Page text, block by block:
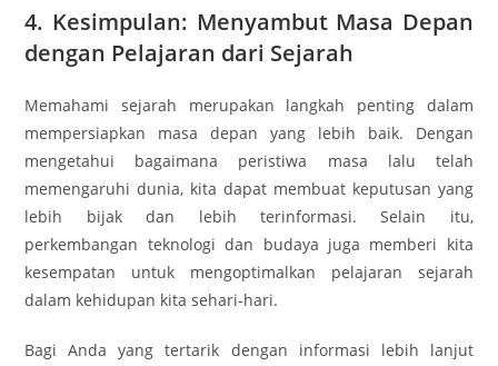
4. Kesimpulan: Menyambut Masa Depan
dengan Pelajaran dari Sejarah
Memahami sejarah merupakan langkah penting dalam
mempersiapkan masa depan yang lebih baik. Dengan
mengetahui bagaimana peristiwa masa lalu telah
memengaruhi dunia, kita dapat membuat keputusan yang
lebih bijak dan lebih terinformasi. Selain itu,
perkembangan teknologi dan budaya juga memberi kita
kesempatan untuk mengoptimalkan pelajaran sejarah
dalam kehidupan kita sehari-hari.
Bagi Anda yang tertarik dengan informasi lebih lanjut